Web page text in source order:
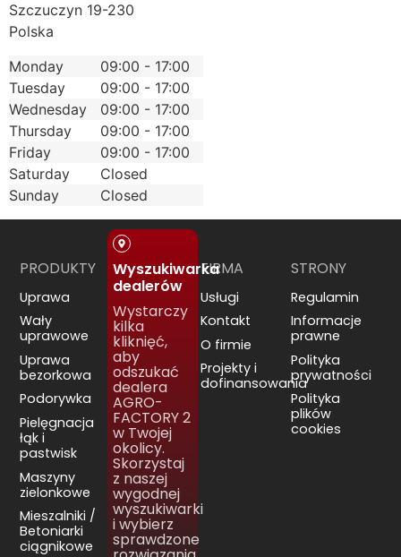
Szczuczyn 19-230
Polska
Monday
09:00 - 17:00
Tuesday
09:00 - 17:00
Wednesday
09:00 - 17:00
Thursday
09:00 - 17:00
Friday
09:00 - 17:00
Saturday
Closed
Sunday
Closed
FIRMA
Usługi
Kontakt
O firmie
Projekty i
dofinansowania
STRONY
Regulamin
Informacje
prawne
Polityka
prywatności
Polityka
plików
cookies
PRODUKTY
Uprawa
Wały
uprawowe
Uprawa
bezorkowa
Podorywka
Pielęgnacja
łąk i
pastwisk
Maszyny
zielonkowe
Mieszalniki /
Betoniarki
ciągnikowe
Wyszukiwarka
dealerów
Wystarczy
kilka
kliknięć,
aby
odszukać
dealera
AGRO-
FACTORY 2
w Twojej
okolicy.
Skorzystaj
z naszej
wygodnej
wyszukiwarki
i wybierz
sprawdzone